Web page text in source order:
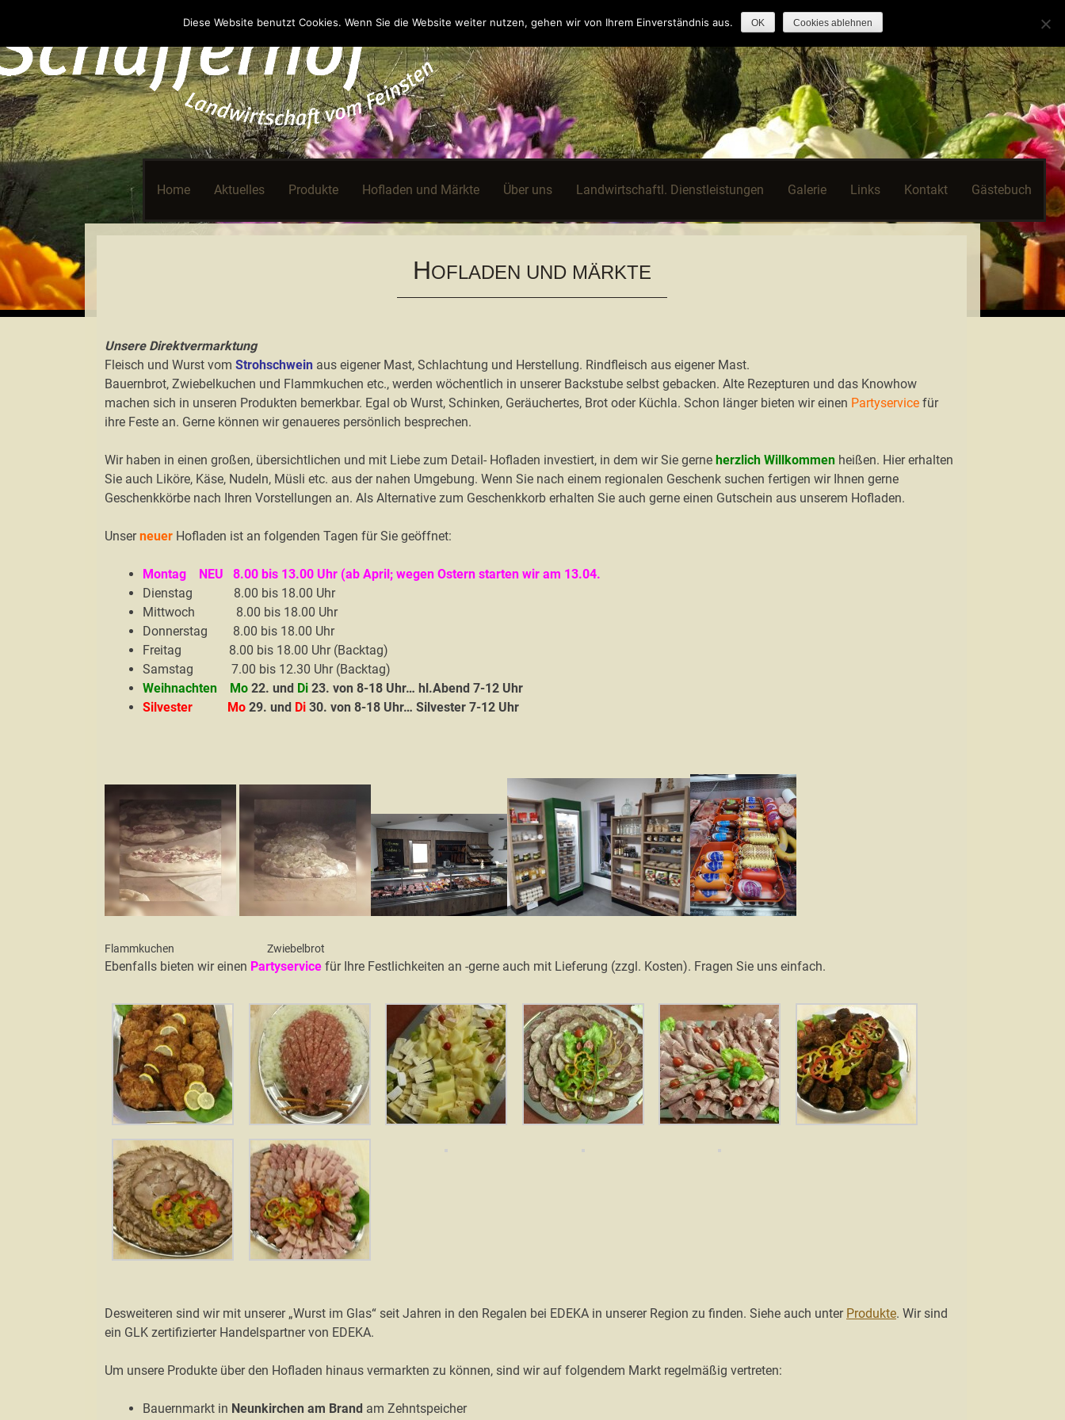
Schafferhof.de
Skip
content
Home Aktuelles Produkte Hofladen und Märkte Über uns Landwirtschaftl. Dienstleistungen Galerie Links Kontakt Gästebuch
HOFLADEN UND MÄRKTE
Unsere Direktvermarktung
Fleisch und Wurst vom Strohschwein aus eigener Mast, Schlachtung und Herstellung. Rindfleisch aus eigener Mast.
Bauernbrot, Zwiebelkuchen und Flammkuchen etc., werden wöchentlich in unserer Backstube selbst gebacken. Alte Rezepturen und das Knowhow
machen sich in unseren Produkten bemerkbar. Egal ob Wurst, Schinken, Geräuchertes, Brot oder Küchla. Schon länger bieten wir einen Partyservice für
ihre Feste an. Gerne können wir genaueres persönlich besprechen.
Wir haben in einen großen, übersichtlichen und mit Liebe zum Detail- Hofladen investiert, in dem wir Sie gerne herzlich Willkommen heißen. Hier erhalten
Sie auch Liköre, Käse, Nudeln, Müsli etc. aus der nahen Umgebung. Wenn Sie nach einem regionalen Geschenk suchen fertigen wir Ihnen gerne
Geschenkkörbe nach Ihren Vorstellungen an. Als Alternative zum Geschenkkorb erhalten Sie auch gerne einen Gutschein aus unserem Hofladen.
Unserneuer Hofladen ist an folgenden Tagen für Sie geöffnet:
Montag NEU 8.00 bis 13.00 Uhr (ab April; wegen Ostern starten wir am 13.04.
Dienstag 8.00 bis 18.00 Uhr
Mittwoch 8.00 bis 18.00 Uhr
Donnerstag 8.00 bis 18.00 Uhr
Freitag 8.00 bis 18.00 Uhr (Backtag)
Samstag 7.00 bis 12.30 Uhr (Backtag)
Weihnachten
Mo 22. und Di 23. von 8-18 Uhr… hl.Abend 7-12 Uhr
Silvester
Mo 29. und Di 30. von 8-18 Uhr… Silvester 7-12 Uhr
Flammkuchen Zwiebelbrot
Ebenfalls bieten wir einen Partyservice für Ihre Festlichkeiten an -gerne auch mit Lieferung (zzgl. Kosten). Fragen Sie uns einfach.
Desweiteren sind wir mit unserer „Wurst im Glas“ seit Jahren in den Regalen bei EDEKA in unserer Region zu finden. Siehe auch unter Produkte. Wir sind
ein GLK zertifizierter Handelspartner von EDEKA.
Um unsere Produkte über den Hofladen hinaus vermarkten zu können, sind wir auf folgendem Markt regelmäßig vertreten:
Bauernmarkt in Neunkirchen am Brand am Zehntspeicher
Diese Website benutzt Cookies. Wenn Sie die Website weiter nutzen, gehen wir von Ihrem Einverständnis aus. OK Cookies ablehnen